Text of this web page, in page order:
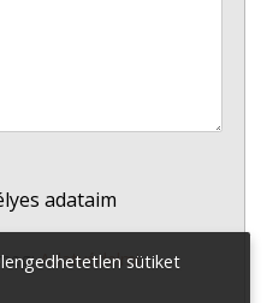
adataim
Adatvédelmisütiket